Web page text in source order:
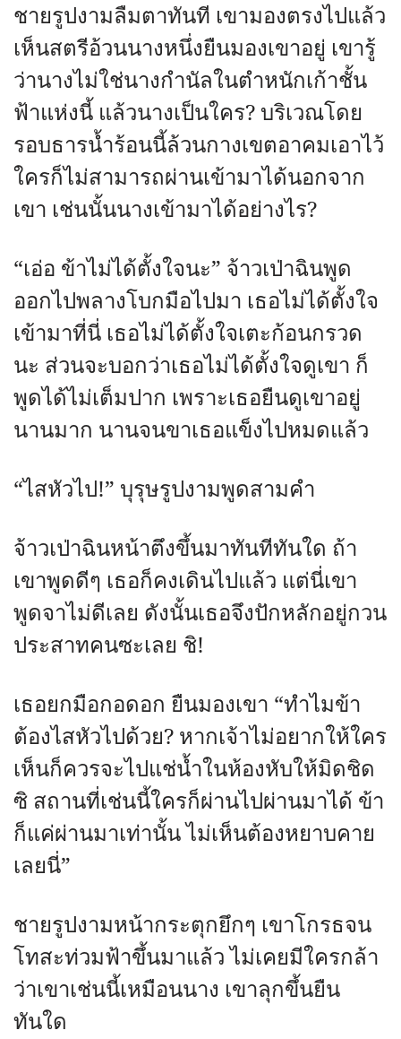
ชายรูปงามลืมตาทันที เขามองตรงไปแล้ว
เห็นสตรีอ้วนนางหนึ่งยืนมองเขาอยู่ เขารู้
ว่านางไม่ใช่นางกำนัลในตำหนักเก้าชั้น
ฟ้าแห่งนี้ แล้วนางเป็นใคร? บริเวณโดย
รอบธารน้ำร้อนนี้ล้วนกางเขตอาคมเอาไว้
ใครก็ไม่สามารถผ่านเข้ามาได้นอกจาก
เขา เช่นนั้นนางเข้ามาได้อย่างไร?
“เอ่อ ข้าไม่ได้ตั้งใจนะ” จ้าวเป่าฉินพูด
ออกไปพลางโบกมือไปมา เธอไม่ได้ตั้งใจ
เข้ามาที่นี่ เธอไม่ได้ตั้งใจเตะก้อนกรวด
นะ ส่วนจะบอกว่าเธอไม่ได้ตั้งใจดูเขา ก็
พูดได้ไม่เต็มปาก เพราะเธอยืนดูเขาอยู่
นานมาก นานจนขาเธอแข็งไปหมดแล้ว
“ไสหัวไป!” บุรุษรูปงามพูดสามคำ
จ้าวเป่าฉินหน้าตึงขึ้นมาทันทีทันใด ถ้า
เขาพูดดีๆ เธอก็คงเดินไปแล้ว แต่นี่เขา
พูดจาไม่ดีเลย ดังนั้นเธอจึงปักหลักอยู่กวน
ประสาทคนซะเลย ชิ!
เธอยกมือกอดอก ยืนมองเขา “ทำไมข้า
ต้องไสหัวไปด้วย? หากเจ้าไม่อยากให้ใคร
เห็นก็ควรจะไปแช่น้ำในห้องหับให้มิดชิด
ซิ สถานที่เช่นนี้ใครก็ผ่านไปผ่านมาได้ ข้า
ก็แค่ผ่านมาเท่านั้น ไม่เห็นต้องหยาบคาย
เลยนี่”
ชายรูปงามหน้ากระตุกยึกๆ เขาโกรธจน
โทสะท่วมฟ้าขึ้นมาแล้ว ไม่เคยมีใครกล้า
ว่าเขาเช่นนี้เหมือนนาง เขาลุกขึ้นยืน
ทันใด